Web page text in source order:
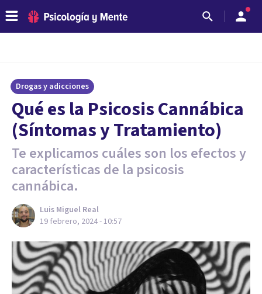
Drogas y adicciones
Qué es la Psicosis Cannábica
(Síntomas y Tratamiento)
Te explicamos cuáles son los efectos y
características de la psicosis
cannábica.
Luis Miguel Real
19 febrero, 2024 - 10:57